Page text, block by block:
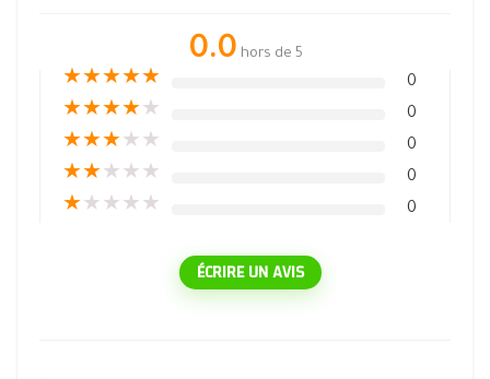
0.0 hors de 5
★★★★★ 0
★★★★★ 0
★★★★ ★ 0
★★★ ★ ★ 0
★★ ★ ★ ★ 0
ÉCRIRE UN AVIS